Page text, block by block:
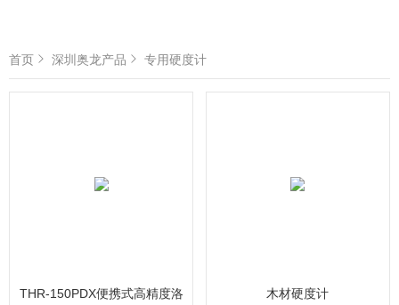
首页 深圳奥龙产品 专用硬度计
THR-150PDX便携式高精度洛 木材硬度计